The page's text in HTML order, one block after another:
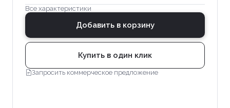
Все характеристики
Добавить в корзину
Купить в один клик
Запросить коммерческое предложение